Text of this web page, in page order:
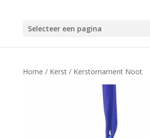
Selecteer een pagina
Home / Kerst/ Kerstornament Noot